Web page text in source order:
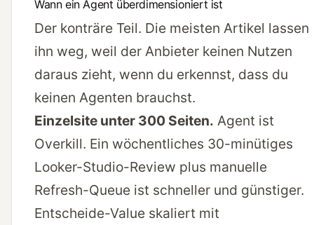
Wann ein Agent überdimensioniert ist
Der konträre Teil. Die meisten Artikel lassen
ihn weg, weil der Anbieter keinen Nutzen
daraus zieht, wenn du erkennst, dass du
keinen Agenten brauchst.
Einzel­site unter 300 Seiten. Agent ist
Overkill. Ein wöchentliches 30-minütiges
Looker-Studio-Review plus manuelle
Refresh-Queue ist schneller und günstiger.
Entscheide-Value skaliert mit